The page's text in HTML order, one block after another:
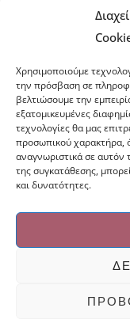
Χρησιμοποιούμε
την πρόσβαση σε
βελτιώσουμε την
εξατομικευμένες
τεχνολογίες θα μας
προσωπικού χαρακτήρα,
αναγνωριστικά σε
της συγκατάθεσης,
και δυνατότητες.
Τρόποι
Εμπόριο Ειδών
άκρων και
τηλ: 213-